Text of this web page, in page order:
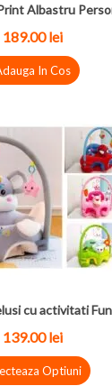
Albastru
189.00 lei
In Cos
cu activitati
139.00 lei
Optiuni